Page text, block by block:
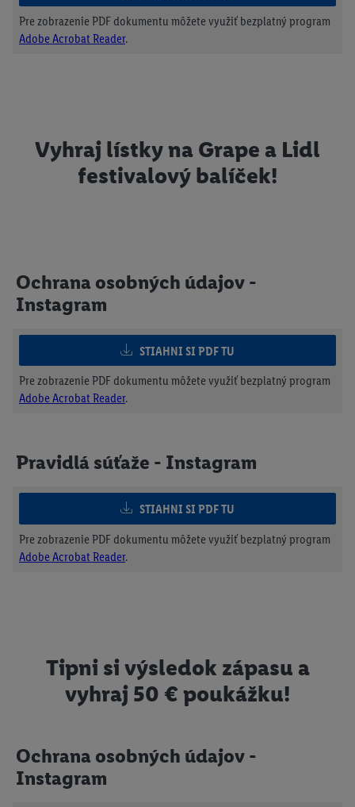
Pre zobrazenie PDF dokumentu môžete využiť bezplatný program
Adobe Acrobat Reader.
Vyhraj lístky na Grape a Lidl
festivalový balíček!
Ochrana osobných údajov -
Instagram
STIAHNI SI PDF TU
Pre zobrazenie PDF dokumentu môžete využiť bezplatný program
Adobe Acrobat Reader.
Pravidlá súťaže - Instagram
STIAHNI SI PDF TU
Pre zobrazenie PDF dokumentu môžete využiť bezplatný program
Adobe Acrobat Reader.
Tipni si výsledok zápasu a
vyhraj 50 € poukážku!
Ochrana osobných údajov -
Instagram